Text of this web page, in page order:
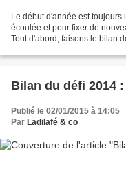
Le début d'année est toujours
écoulée et pour fixer de
Tout d'abord, faisons le bilan
Bilan du défi 2014
Publié le 02/01/2015 à 14:05
Par Ladilafé & co